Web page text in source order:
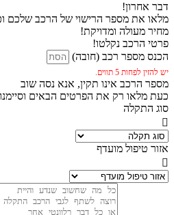
דבר אחרון!
מלאו את מספר הרישוי של הרכב שלכם
מחיר מעולה ומדויקת!
פרטי הרכב נקלטו!
הכנס מספר רכב (חובה)
יש להזין לפחות 5 תווים.
מספר הרכב אינו תקין, אנא נסה שוב
כעת מלאו רק את הפרטים הבאים וסיימנו
סוג התקלה
אזור טיפול מועדף